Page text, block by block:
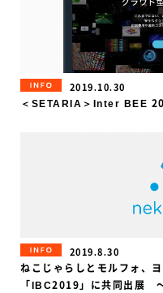
INFORMATION
2019.10.30
＜SETARIA＞Inter BEE
INFORMATION
2019.8.30
ねこじゃらしとモルフォ、
「IBC2019」に共同出展